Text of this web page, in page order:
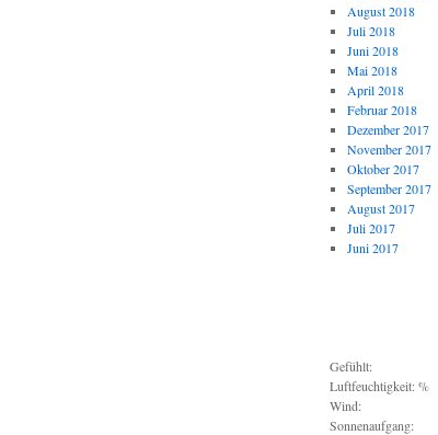
August 2018
Juli 2018
Juni 2018
Mai 2018
April 2018
Februar 2018
Dezember 2017
November 2017
Oktober 2017
September 2017
August 2017
Juli 2017
Juni 2017
Gefühlt:
Luftfeuchtigkeit: %
Wind:
Sonnenaufgang: